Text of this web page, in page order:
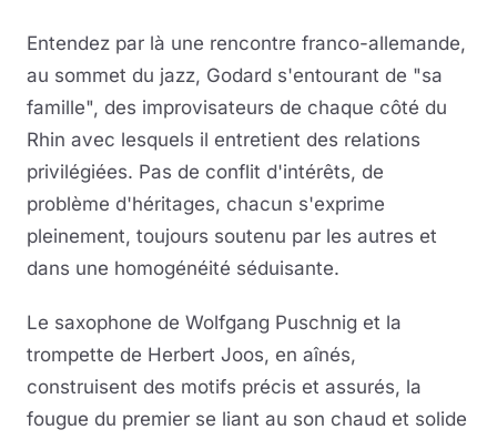
Entendez par là une rencontre franco-allemande,
au sommet du jazz, Godard s'entourant de "sa
famille", des improvisateurs de chaque côté du
Rhin avec lesquels il entretient des relations
privilégiées. Pas de conflit d'intérêts, de
problème d'héritages, chacun s'exprime
pleinement, toujours soutenu par les autres et
dans une homogénéité séduisante.
Le saxophone de Wolfgang Puschnig et la
trompette de Herbert Joos, en aînés,
construisent des motifs précis et assurés, la
fougue du premier se liant au son chaud et solide